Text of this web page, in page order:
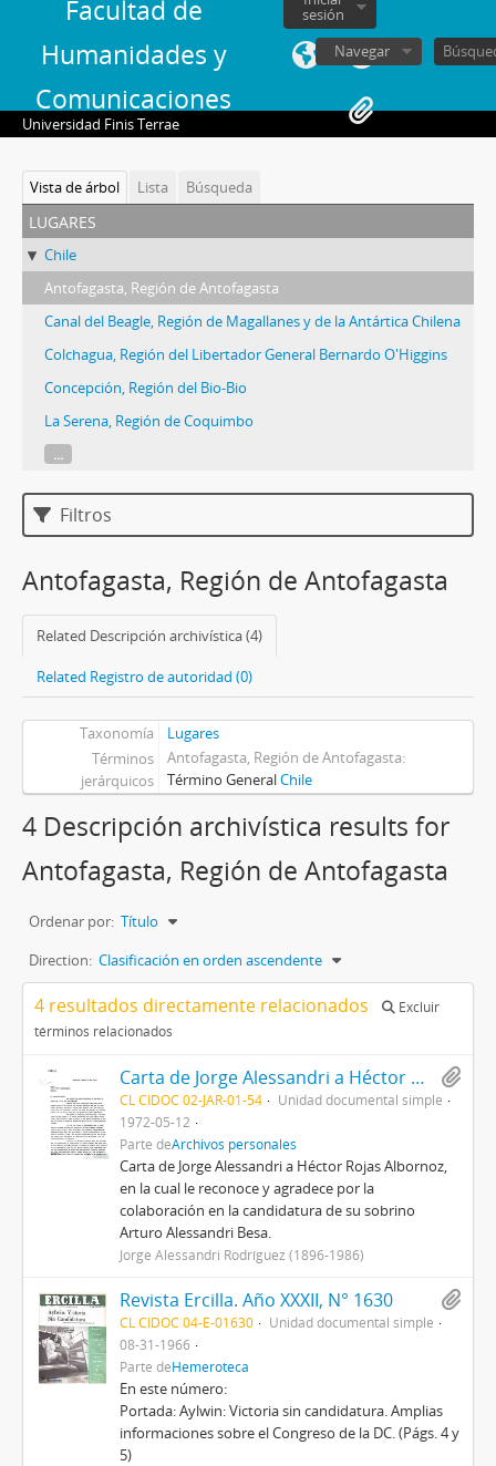
Facultad de
Humanidades y
Comunicaciones
sesión
Navegar
Universidad Finis Terrae
Vista de árbol Lista Búsqueda
lugares
Chile
Antofagasta, Región de Antofagasta
Canal del Beagle, Región de Magallanes y de la Antártica Chilena
Colchagua, Región del Libertador General Bernardo O'Higgins
Concepción, Región del Bio-Bio
La Serena, Región de Coquimbo
...
Filtros
Antofagasta, Región de Antofagasta
Related Descripción archivística (4)
Related Registro de autoridad (0)
Taxonomía
Lugares
Términos
jerárquicos
Antofagasta, Región de Antofagasta
Término GeneralChile
4 Descripción archivística results for
Antofagasta, Región de Antofagasta
Ordenar por: Título
Direction: Clasificación en orden ascendente
4 resultados directamente relacionados
Excluir
términos relacionados
Carta de Jorge Alessandri a Héctor Rojas Albornoz
CL CIDOC 02-JAR-01-54
Unidad documental simple
1972-05-12
Parte deArchivos personales
Carta de Jorge Alessandri a Héctor Rojas Albornoz,
en la cual le reconoce y agradece por la
colaboración en la candidatura de su sobrino
Arturo Alessandri Besa.
Jorge Alessandri Rodríguez (1896-1986)
Revista Ercilla. Año XXXII, N° 1630
CL CIDOC 04-E-01630
Unidad documental simple
08-31-1966
Parte deHemeroteca
En este número:
Portada: Aylwin: Victoria sin candidatura. Amplias
informaciones sobre el Congreso de la DC. (Págs. 4 y
5)